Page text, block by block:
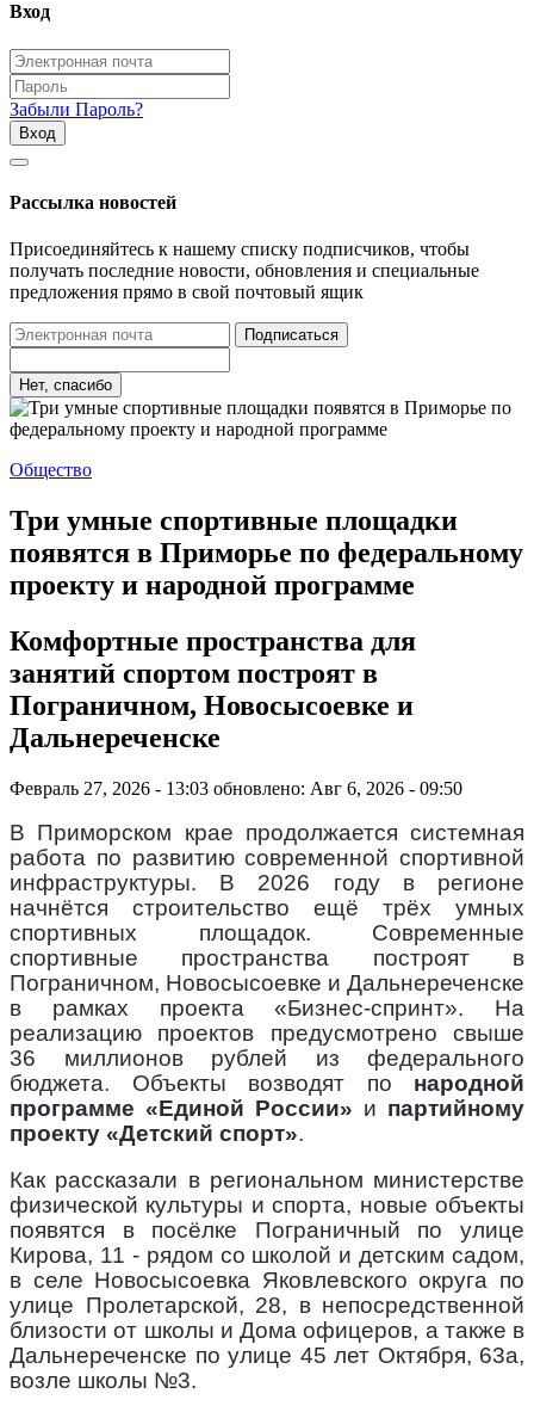
Вход
Забыли Пароль?
Вход
Рассылка новостей
Присоединяйтесь к нашему списку подписчиков, чтобы
получать последние новости, обновления и специальные
предложения прямо в свой почтовый ящик
Подписаться
Нет, спасибо
Общество
Три умные спортивные площадки
появятся в Приморье по федеральному
проекту и народной программе
Комфортные пространства для
занятий спортом построят в
Пограничном, Новосысоевке и
Дальнереченске
Февраль 27, 2026 - 13:03 обновлено: Авг 6, 2026 - 09:50
В Приморском крае продолжается системная
работа по развитию современной спортивной
инфраструктуры. В 2026 году в регионе
начнётся строительство ещё трёх умных
спортивных площадок. Современные
спортивные пространства построят в
Пограничном, Новосысоевке и Дальнереченске
в рамках проекта «Бизнес-спринт». На
реализацию проектов предусмотрено свыше
36 миллионов рублей из федерального
бюджета. Объекты возводят по народной
программе «Единой России» и партийному
проекту «Детский спорт».
Как рассказали в региональном министерстве
физической культуры и спорта, новые объекты
появятся в посёлке Пограничный по улице
Кирова, 11 - рядом со школой и детским садом,
в селе Новосысоевка Яковлевского округа по
улице Пролетарской, 28, в непосредственной
близости от школы и Дома офицеров, а также в
Дальнереченске по улице 45 лет Октября, 63а,
возле школы №3.